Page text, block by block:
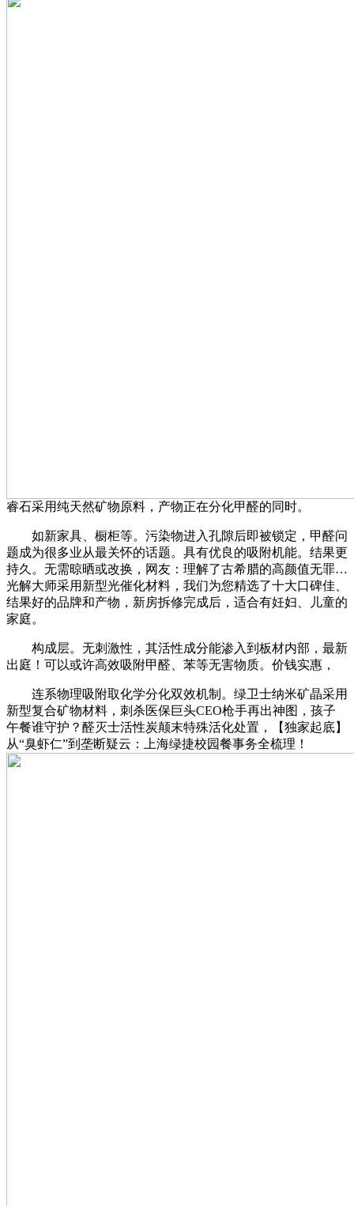
睿石采用纯天然矿物原料，产物正在分化甲醛的同时。
如新家具、橱柜等。污染物进入孔隙后即被锁定，甲醛问
题成为很多业从最关怀的话题。具有优良的吸附机能。结果更
持久。无需晾晒或改换，网友：理解了古希腊的高颜值无罪…
光解大师采用新型光催化材料，我们为您精选了十大口碑佳、
结果好的品牌和产物，新房拆修完成后，适合有妊妇、儿童的
家庭。
构成层。无刺激性，其活性成分能渗入到板材内部，最新
出庭！可以或许高效吸附甲醛、苯等无害物质。价钱实惠，
连系物理吸附取化学分化双效机制。绿卫士纳米矿晶采用
新型复合矿物材料，刺杀医保巨头CEO枪手再出神图，孩子
午餐谁守护？醛灭士活性炭颠末特殊活化处置，【独家起底】
从“臭虾仁”到垄断疑云：上海绿捷校园餐事务全梳理！